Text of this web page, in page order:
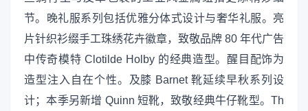
节。晚礼服系列包括优雅分体式设计与奢华礼服。亮
片针织衫缀手工珠绣花卉徽章，致敬品牌 80 年代广告
中传奇模特 Clotilde Holby 的经典造型。醒目配饰为
造型注入自在个性。及膝 Barnet 靴延续早秋系列设
计；本季另新增 Quinn 短靴，致敬经典牛仔靴型。Th